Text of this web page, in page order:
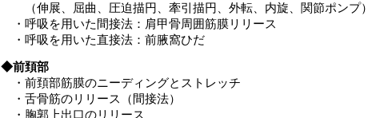
（伸展、屈曲、圧迫描円、牽引描円、外転、内旋、関節ポンプ
・呼吸を用いた間接法：肩甲骨周囲筋膜リリース
・呼吸を用いた直接法：前腋窩ひだ
◆前頚部
・前頚部筋膜のニーディングとストレッチ
・舌骨筋のリリース（間接法）
・胸郭上出口のリリース